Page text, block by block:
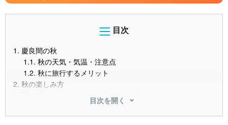
目次
1. 慶良間の秋
1.1. 秋の天気・気温・注意点
1.2. 秋に旅行するメリット
2. 秋の楽しみ方
秋に楽しめるおすすめのアクティビティ
シュノーケリング
3.2.ダイビング
目次を開く